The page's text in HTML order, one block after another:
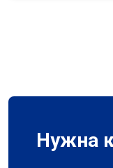
Нужна